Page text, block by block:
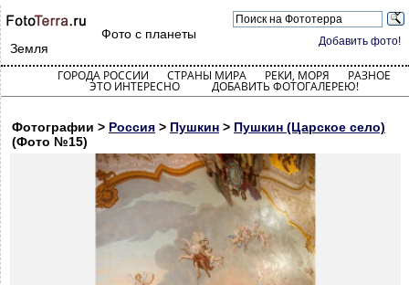
Добавить фото!
Фото с планеты
Земля
ГОРОДА РОССИИ СТРАНЫ МИРА РЕКИ, МОРЯ РАЗНОЕ
ЭТО ИНТЕРЕСНО ДОБАВИТЬ ФОТОГАЛЕРЕЮ!
Фотографии > Россия > Пушкин > Пушкин (Царское село)
(Фото №15)